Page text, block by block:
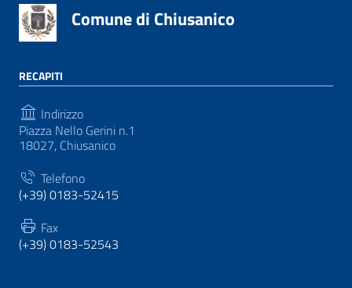
Comune di Chiusanico
RECAPITI
Indirizzo
Piazza Nello Gerini n.1
18027, Chiusanico
Telefono
(+39) 0183-52415
Fax
(+39) 0183-52543